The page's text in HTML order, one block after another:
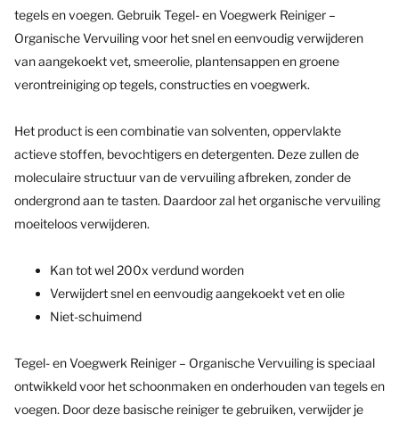
tegels en voegen. Gebruik Tegel- en Voegwerk Reiniger –
Organische Vervuiling voor het snel en eenvoudig verwijderen
van aangekoekt vet, smeerolie, plantensappen en groene
verontreiniging op tegels, constructies en voegwerk.
Het product is een combinatie van solventen, oppervlakte
actieve stoffen, bevochtigers en detergenten. Deze zullen de
moleculaire structuur van de vervuiling afbreken, zonder de
ondergrond aan te tasten. Daardoor zal het organische vervuiling
moeiteloos verwijderen.
Kan tot wel 200x verdund worden
Verwijdert snel en eenvoudig aangekoekt vet en olie
Niet-schuimend
Tegel- en Voegwerk Reiniger – Organische Vervuiling is speciaal
ontwikkeld voor het schoonmaken en onderhouden van tegels en
voegen. Door deze basische reiniger te gebruiken, verwijder je